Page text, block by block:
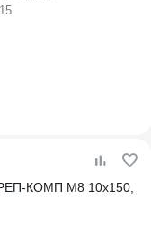
КОМП М8 10x150,